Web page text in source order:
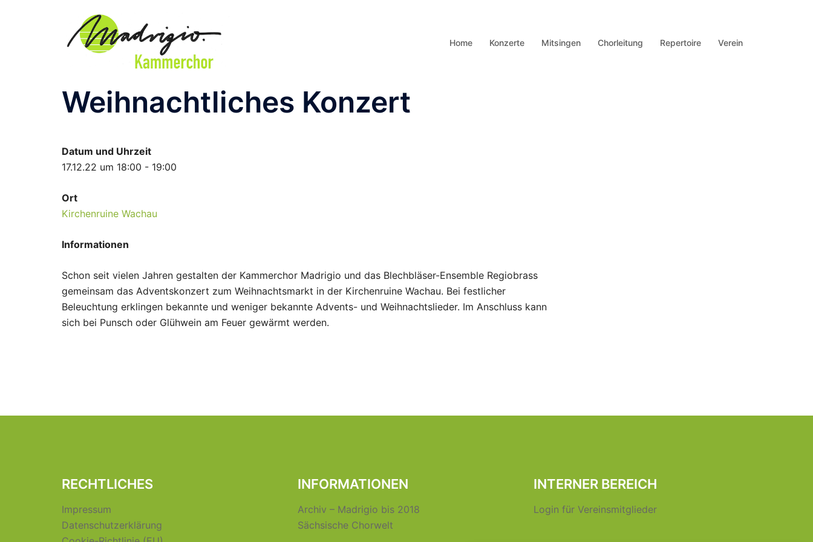
Home Konzerte Mitsingen Chorleitung Repertoire Verein
Weihnachtliches Konzert
Datum und Uhrzeit
17.12.22 um 18:00 - 19:00
Ort
Kirchenruine Wachau
Informationen
Schon seit vielen Jahren gestalten der Kammerchor Madrigio und das Blechbläser-Ensemble Regiobrass
gemeinsam das Adventskonzert zum Weihnachtsmarkt in der Kirchenruine Wachau. Bei festlicher
Beleuchtung erklingen bekannte und weniger bekannte Advents- und Weihnachtslieder. Im Anschluss kann
sich bei Punsch oder Glühwein am Feuer gewärmt werden.
RECHTLICHES
Impressum
Datenschutzerklärung
INFORMATIONEN
Archiv – Madrigio bis 2018
Sächsische Chorwelt
INTERNER BEREICH
Login für Vereinsmitglieder